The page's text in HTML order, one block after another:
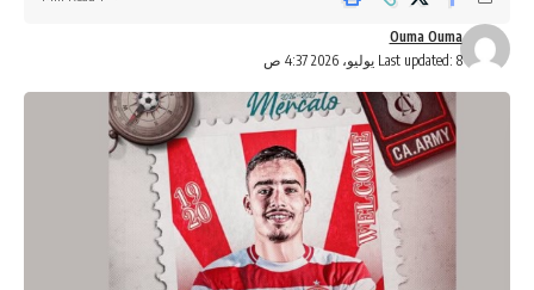
Last updated: 8 يوليو، 2026 4:37 ص
Ouma Ouma